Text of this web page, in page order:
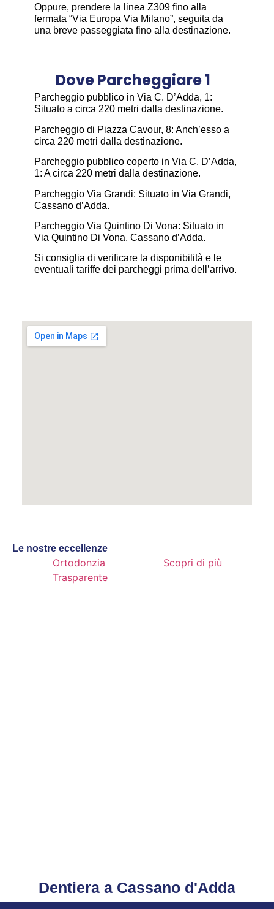
Oppure, prendere la linea Z309 fino alla
fermata “Via Europa Via Milano”, seguita da
una breve passeggiata fino alla destinazione.
Dove Parcheggiare 1
Parcheggio pubblico in Via C. D’Adda, 1:
Situato a circa 220 metri dalla destinazione.​
Parcheggio di Piazza Cavour, 8: Anch’esso a
circa 220 metri dalla destinazione.​
Parcheggio pubblico coperto in Via C. D’Adda,
1: A circa 220 metri dalla destinazione.​
Parcheggio Via Grandi: Situato in Via Grandi,
Cassano d’Adda.​
Parcheggio Via Quintino Di Vona: Situato in
Via Quintino Di Vona, Cassano d’Adda.​
Si consiglia di verificare la disponibilità e le
eventuali tariffe dei parcheggi prima dell’arrivo.
Le nostre eccellenze
Ortodonzia
Trasparente
Scopri di più
Dentiera a Cassano d'Adda